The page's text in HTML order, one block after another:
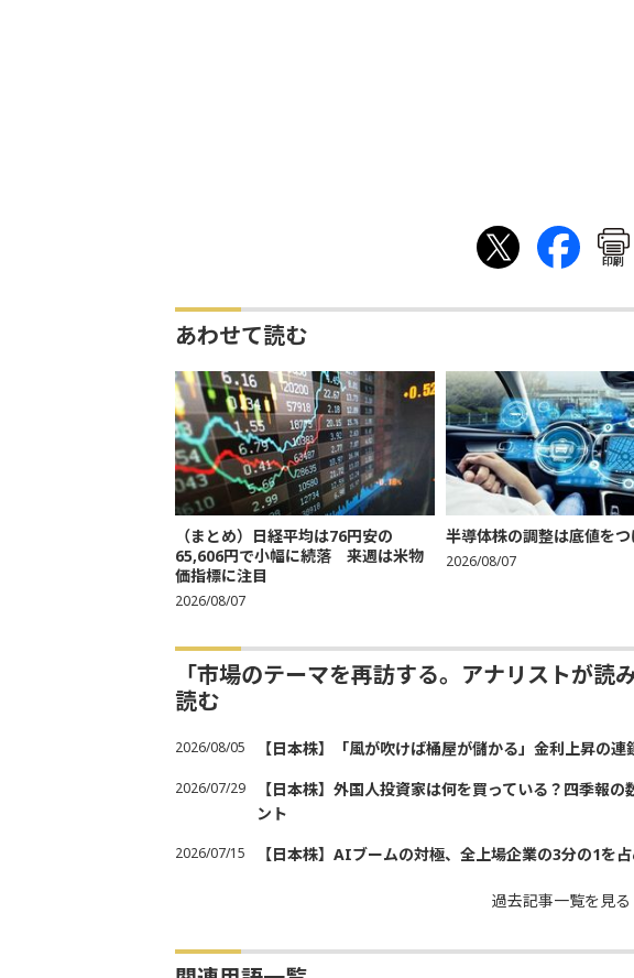
印刷
あわせて読む
（まとめ）日経平均は76円安の
65,606円で小幅に続落 来週は米物
価指標に注目
2026/08/07
半導体株の調整は底値を
2026/08/07
「市場のテーマを再訪する。アナリストが読
読む
2026/08/05 【日本株】「風が吹けば桶屋が儲かる」金利上昇の
2026/07/29
【日本株】外国人投資家は何を買っている？四季報
ント
2026/07/15 【日本株】AIブームの対極、全上場企業の3分の1を
過去記事一覧を見る